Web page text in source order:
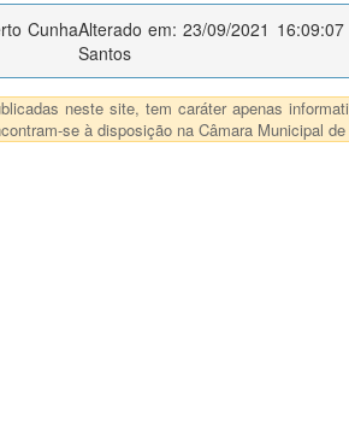
CunhaAlterado em: 23/09/2021
Santos
neste site, tem caráter apenas
se à disposição na Câmara Municipal